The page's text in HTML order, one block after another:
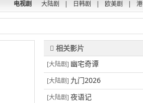
电视剧 大陆剧 | 日韩剧 | 欧美剧 |
相关影
[大陆剧] 幽宅奇谭
[大陆剧] 九门2026
[大陆剧] 夜语记